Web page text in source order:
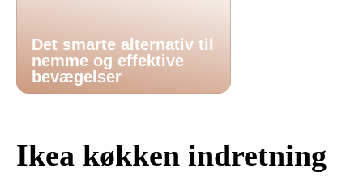
Det smarte alternativ til
nemme og effektive
bevægelser
Ikea køkken indretning